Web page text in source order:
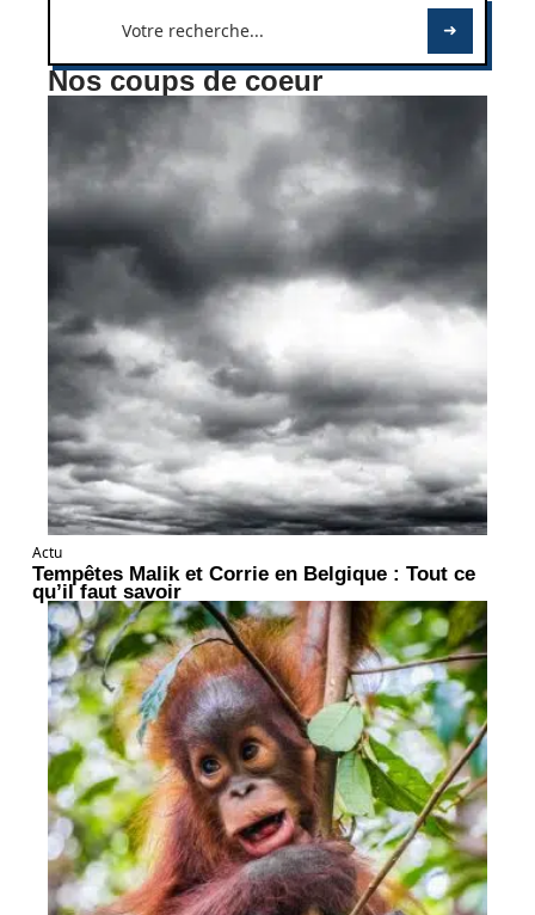
Nos coups de coeur
Actu
Tempêtes Malik et Corrie en Belgique : Tout ce
qu’il faut savoir